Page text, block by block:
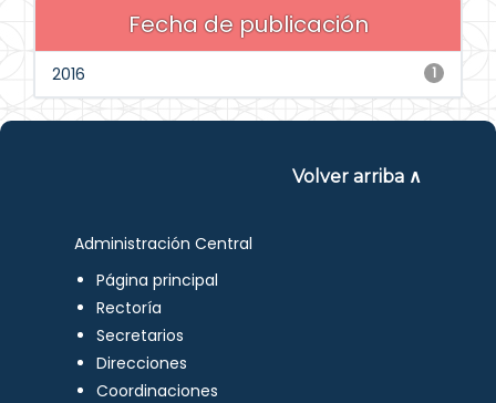
Fecha de publicación
1
2016
Volver arriba ∧
Administración Central
Página principal
Rectoría
Secretarios
Direcciones
Coordinaciones